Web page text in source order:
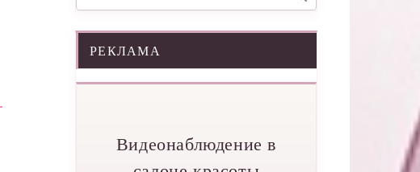
РЕКЛАМА
Видеонаблюдение в